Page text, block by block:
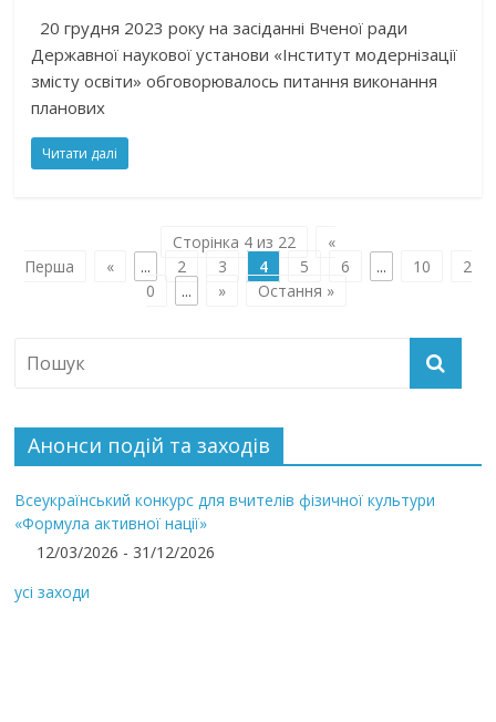
20 грудня 2023 року на засіданні Вченої ради
Державної наукової установи «Інститут модернізації
змісту освіти» обговорювалось питання виконання
планових
Читати далі
Сторінка 4 из 22
«
Перша
« ... 2 3 4 5 6 ... 10
2
0
... » Остання »
Анонси подій та заходів
Всеукраїнський конкурс для вчителів фізичної культури
«Формула активної нації»
12/03/2026 - 31/12/2026
усі заходи